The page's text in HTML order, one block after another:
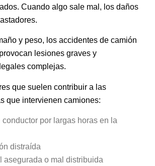
Cuando algo sale mal, los daños
y peso, los accidentes de camión
lesiones graves y
complejas.
que suelen contribuir a las
que intervienen camiones:
conductor por largas horas en la
distraída
asegurada o mal distribuida